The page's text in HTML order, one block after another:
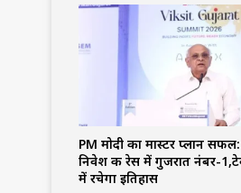
PM मोदी का मास्टर प्लान
निवेश की रेस में गुजरात नंबर-
में रचेगा इतिहास